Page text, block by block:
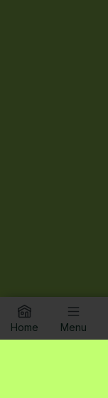
Home Menu